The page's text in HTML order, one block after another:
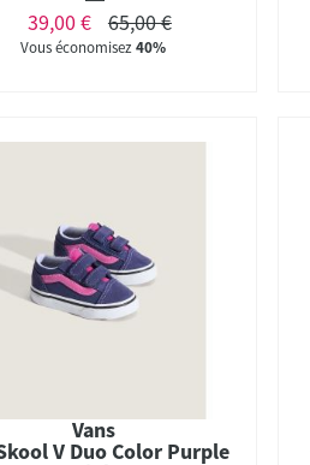
39,00 € 65,00 €
Vous économisez40%
Vans
V Duo Color Purple